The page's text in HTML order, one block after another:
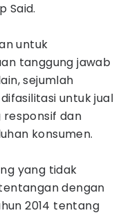
Said.
untuk
tanggung jawab
sejumlah
untuk jual
responsif dan
konsumen.
yang tidak
dengan
2014 tentang